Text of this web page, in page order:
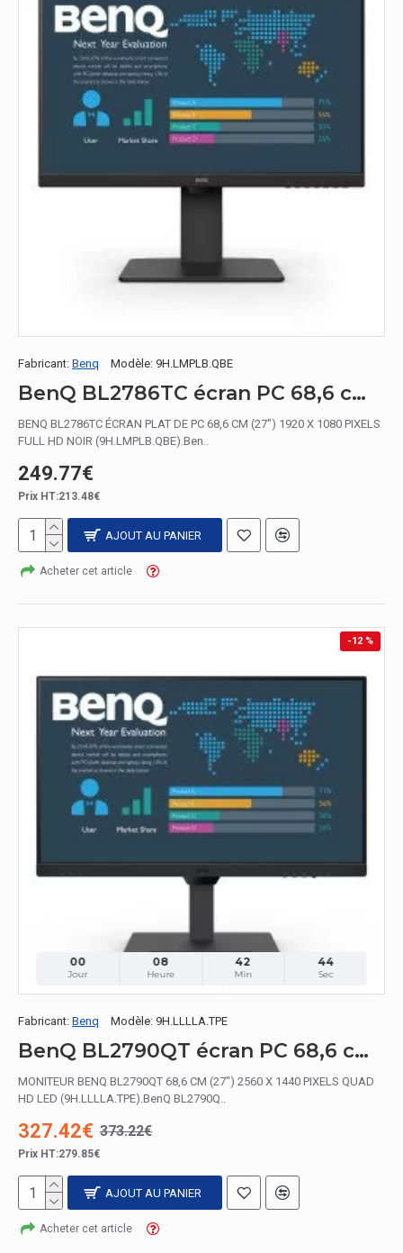
Fabricant: Benq Modèle: 9H.LMPLB.QBE
BenQ BL2786TC écran PC 68,6 cm (27") 1920 x 1080 pixels Full HD Noir
BENQ BL2786TC ÉCRAN PLAT DE PC 68,6 CM (27") 1920 X 1080 PIXELS
FULL HD NOIR (9H.LMPLB.QBE).Ben..
249.77€
Prix HT:213.48€
AJOUT AU PANIER
Acheter cet article
-12 %
00
Jour
08
Heure
42
Min
42
Sec
Fabricant: Benq Modèle: 9H.LLLLA.TPE
BenQ BL2790QT écran PC 68,6 cm (27") 2560 x 1440 pixels Quad HD LED
MONITEUR BENQ BL2790QT 68,6 CM (27") 2560 X 1440 PIXELS QUAD
HD LED (9H.LLLLA.TPE).BenQ BL2790Q..
327.42€ 373.22€
Prix HT:279.85€
AJOUT AU PANIER
Acheter cet article